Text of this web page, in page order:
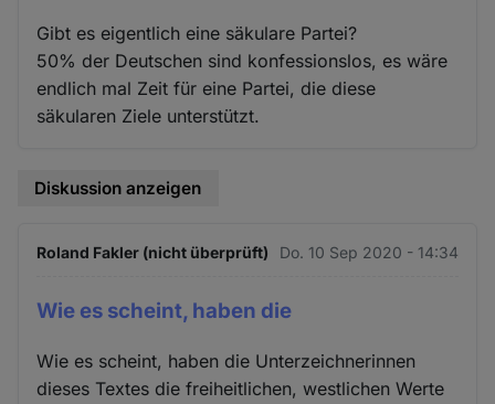
Gibt es eigentlich eine säkulare Partei?
50% der Deutschen sind konfessionslos, es wäre
endlich mal Zeit für eine Partei, die diese
säkularen Ziele unterstützt.
Diskussion anzeigen
Roland Fakler (nicht überprüft) Do. 10 Sep 2020 - 14:34
Wie es scheint, haben die
Wie es scheint, haben die Unterzeichnerinnen
dieses Textes die freiheitlichen, westlichen Werte